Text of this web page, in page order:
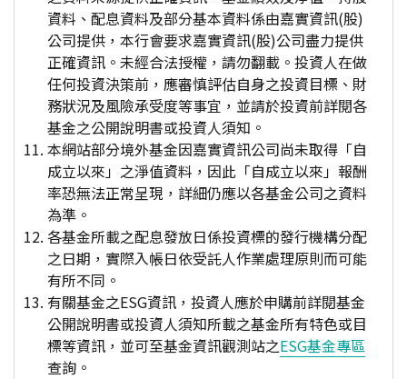
資料、配息資料及部分基本資料係由嘉實資訊(股)
公司提供，本行會要求嘉實資訊(股)公司盡力提供
正確資訊。未經合法授權，請勿翻載。投資人在做
任何投資決策前，應審慎評估自身之投資目標、財
務狀況及風險承受度等事宜，並請於投資前詳閱各
基金之公開說明書或投資人須知。
本網站部分境外基金因嘉實資訊公司尚未取得「自
成立以來」之淨值資料，因此「自成立以來」報酬
率恐無法正常呈現，詳細仍應以各基金公司之資料
為準。
各基金所載之配息發放日係投資標的發行機構分配
之日期，實際入帳日依受託人作業處理原則而可能
有所不同。
有關基金之ESG資訊，投資人應於申購前詳閱基金
公開說明書或投資人須知所載之基金所有特色或目
標等資訊，並可至基金資訊觀測站之ESG基金專區
查詢。